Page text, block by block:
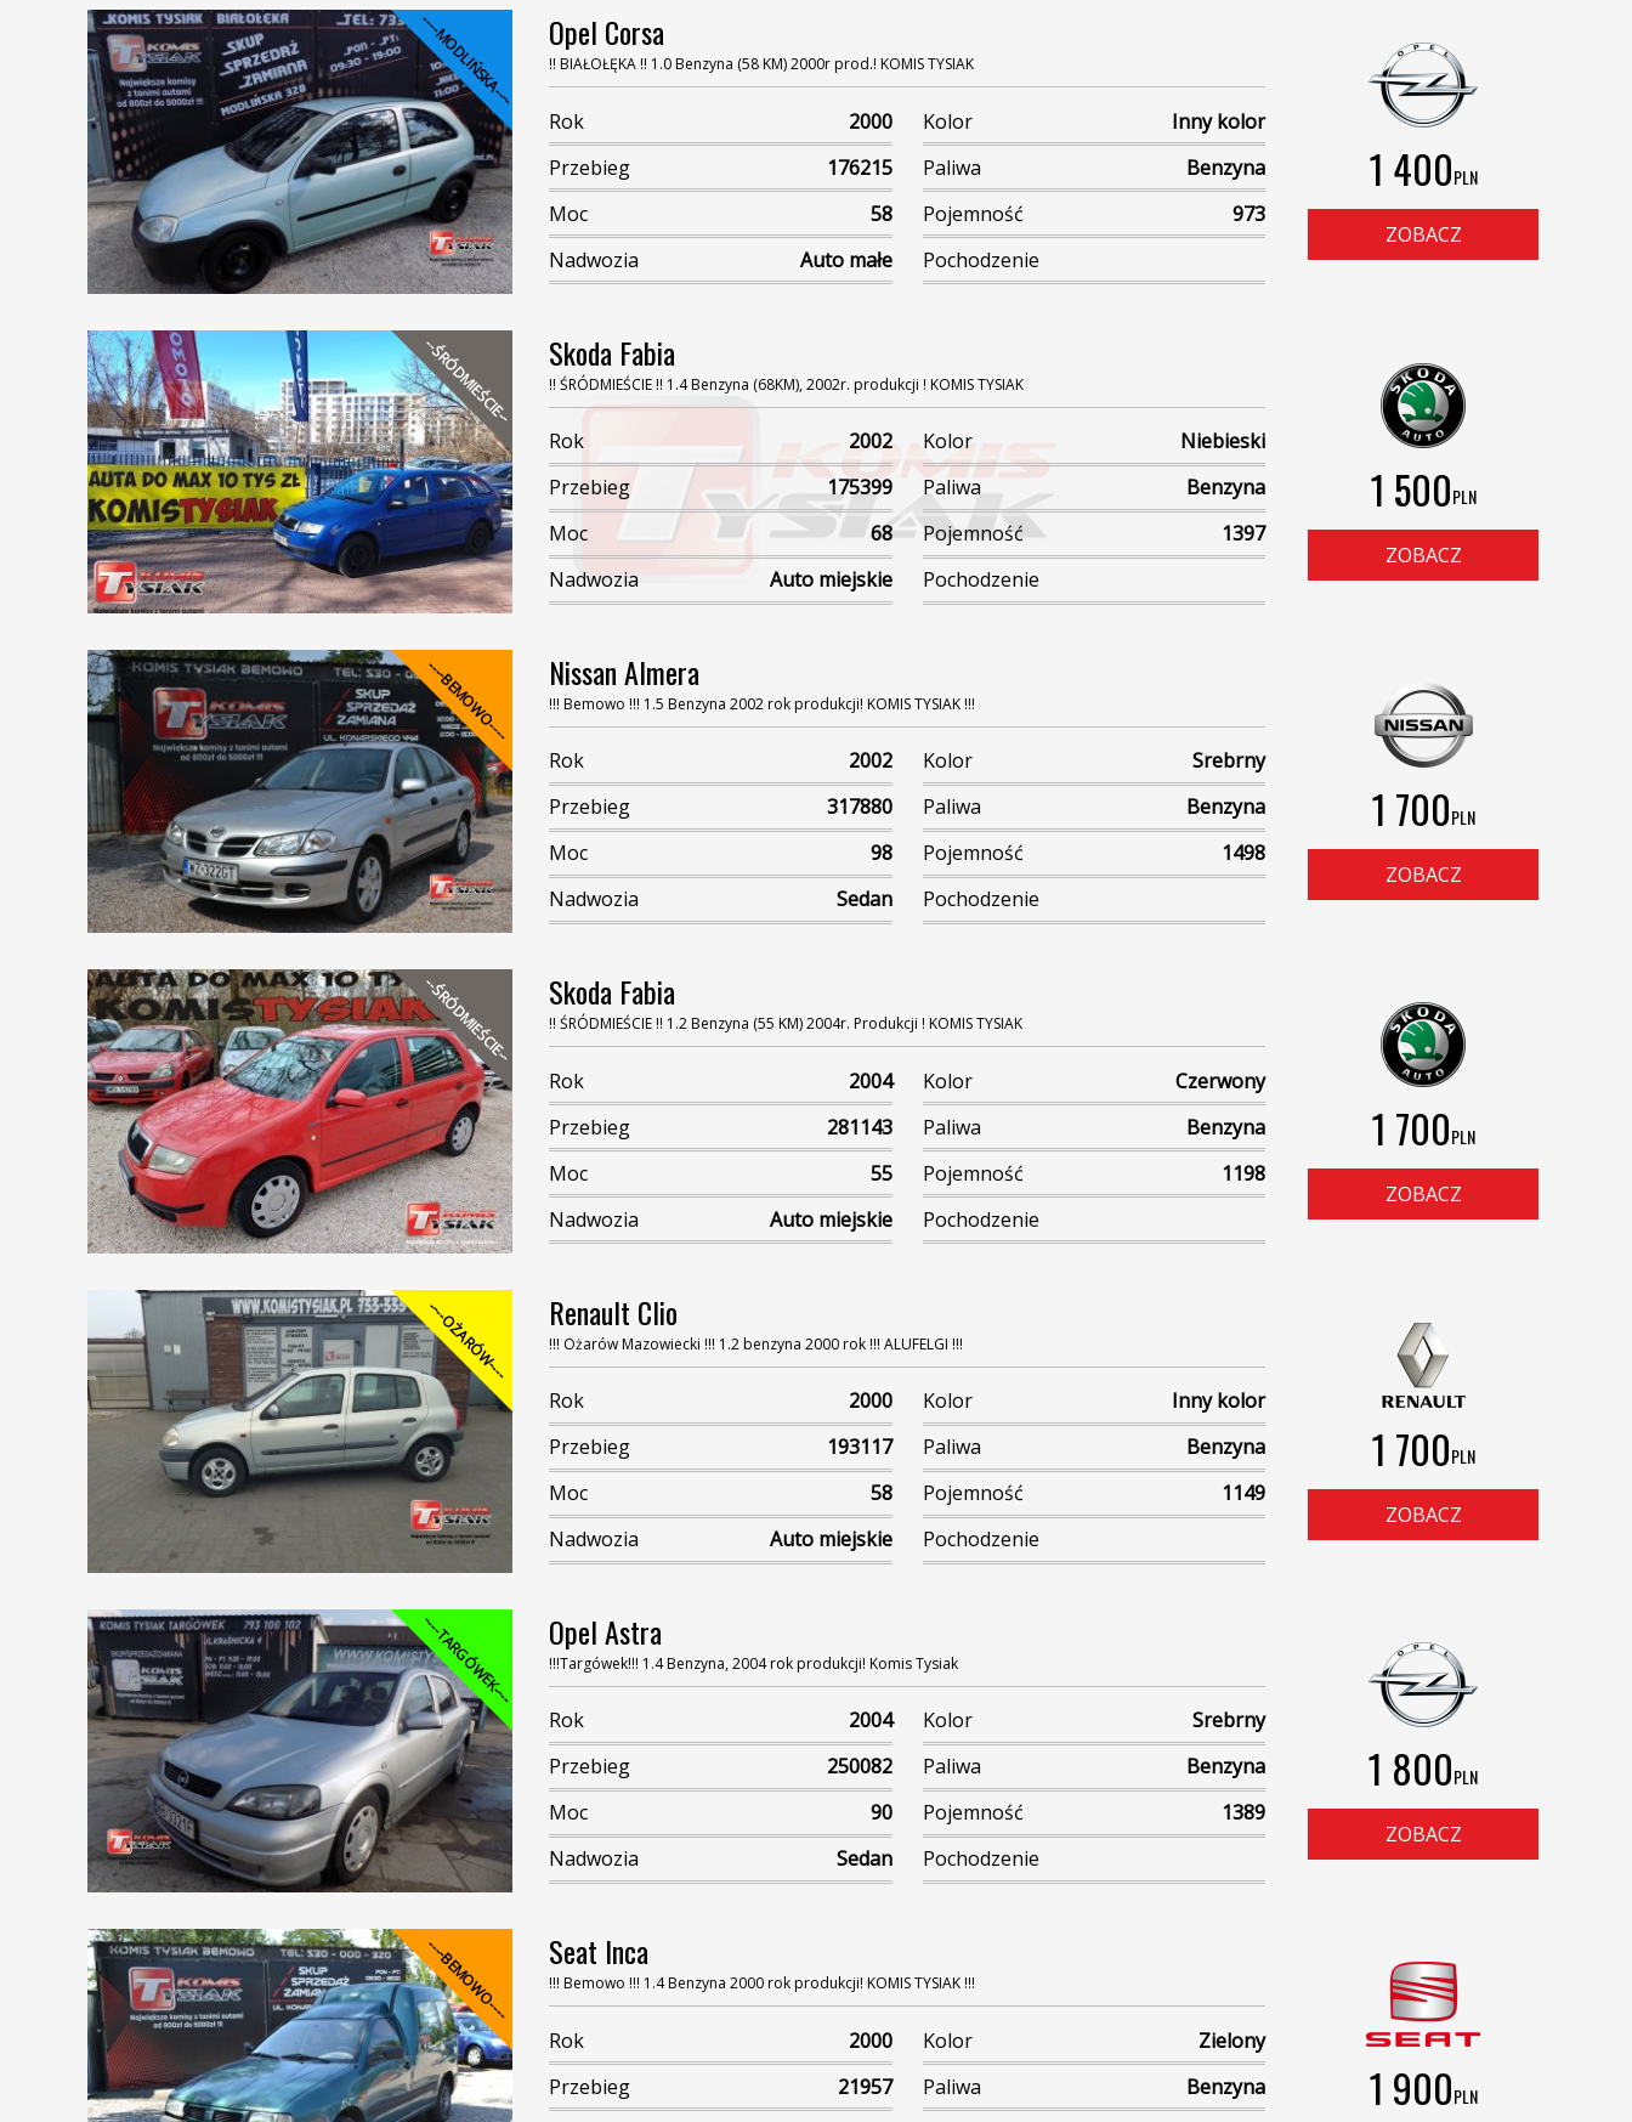
----MODLIŃSKA---- Opel Corsa
!! BIAŁOŁĘKA !! 1.0 Benzyna (58 KM) 2000r prod.! KOMIS TYSIAK
Rok 2000 Kolor
Inny kolor
Przebieg
176215 Paliwa
Benzyna
Moc
58 Pojemność
973
Nadwozia
Auto małe Pochodzenie
1 400PLN
ZOBACZ
--ŚRÓDMIEŚCIE-- Skoda Fabia
!! ŚRÓDMIEŚCIE !! 1.4 Benzyna (68KM), 2002r. produkcji ! KOMIS TYSIAK
Rok 2002 Kolor
Niebieski
Przebieg
175399 Paliwa
Benzyna
Moc
68 Pojemność
1397
Nadwozia
Auto miejskie Pochodzenie
1 500PLN
ZOBACZ
----BEMOWO---- Nissan Almera
!!! Bemowo !!! 1.5 Benzyna 2002 rok produkcji! KOMIS TYSIAK !!!
Rok 2002 Kolor
Srebrny
Przebieg
317880 Paliwa
Benzyna
Moc
98 Pojemność
1498
Nadwozia
Sedan Pochodzenie
1 700PLN
ZOBACZ
--ŚRÓDMIEŚCIE-- Skoda Fabia
!! ŚRÓDMIEŚCIE !! 1.2 Benzyna (55 KM) 2004r. Produkcji ! KOMIS TYSIAK
Rok 2004 Kolor
Czerwony
Przebieg
281143 Paliwa
Benzyna
Moc
55 Pojemność
1198
Nadwozia
Auto miejskie Pochodzenie
1 700PLN
ZOBACZ
----OŻARÓW---- Renault Clio
!!! Ożarów Mazowiecki !!! 1.2 benzyna 2000 rok !!! ALUFELGI !!!
Rok 2000 Kolor
Inny kolor
Przebieg
193117 Paliwa
Benzyna
Moc
58 Pojemność
1149
Nadwozia
Auto miejskie Pochodzenie
1 700PLN
ZOBACZ
----TARGÓWEK---- Opel Astra
!!!Targówek!!! 1.4 Benzyna, 2004 rok produkcji! Komis Tysiak
Rok 2004 Kolor
Srebrny
Przebieg
250082 Paliwa
Benzyna
Moc
90 Pojemność
1389
Nadwozia
Sedan Pochodzenie
1 800PLN
ZOBACZ
----BEMOWO---- Seat Inca
!!! Bemowo !!! 1.4 Benzyna 2000 rok produkcji! KOMIS TYSIAK !!!
Rok 2000 Kolor
Zielony
Przebieg
21957 Paliwa
Benzyna
1 900PLN